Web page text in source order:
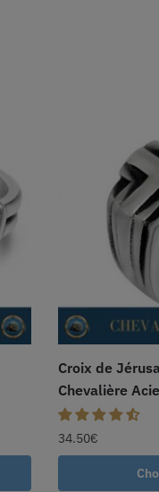
Croix de
Chevalière
34.50€